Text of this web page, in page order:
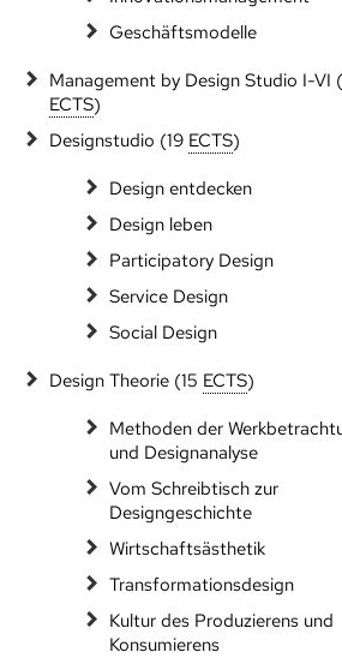
Geschäftsmodelle
Management by Design Studio I-VI
ECTS)
Designstudio (19 ECTS)
Design entdecken
Design leben
Participatory Design
Service Design
Social Design
Design Theorie (15 ECTS)
Methoden der
und Designanalyse
Vom Schreibtisch zur
Designgeschichte
Wirtschaftsästhetik
Transformationsdesign
Kultur des Produzierens und
Konsumierens